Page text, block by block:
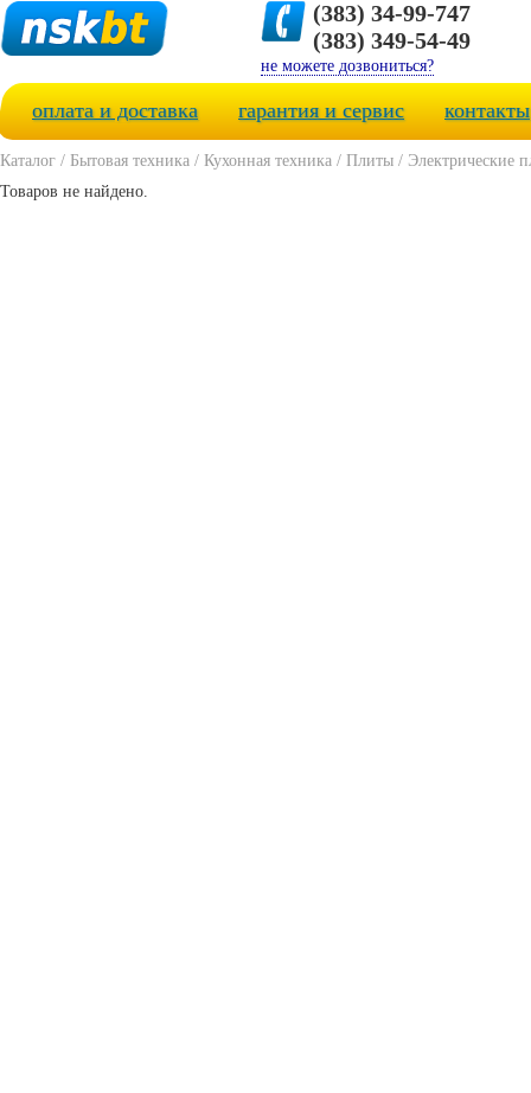
(383) 34-99-747
(383) 349-54-49
не можете дозвониться?
оплата и доставка гарантия и сервис контакты
Каталог / Бытовая техника / Кухонная техника / Плиты / Электрические
Товаров не найдено.